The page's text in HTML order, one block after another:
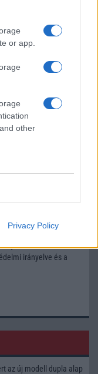
or app.
other
Privacy Policy
hírlevelére
TájékoztatótEzt a
irányelve és a
az új modell dupla alap